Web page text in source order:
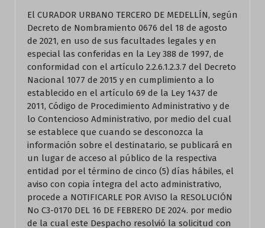
El CURADOR URBANO TERCERO DE MEDELLÍN, según
Decreto de Nombramiento 0676 del 18 de agosto
de 2021, en uso de sus facultades legales y en
especial las conferidas en la Ley 388 de 1997, de
conformidad con el artículo 2.2.6.1.2.3.7 del Decreto
Nacional 1077 de 2015 y en cumplimiento a lo
establecido en el artículo 69 de la Ley 1437 de
2011, Código de Procedimiento Administrativo y de
lo Contencioso Administrativo, por medio del cual
se establece que cuando se desconozca la
información sobre el destinatario, se publicará en
un lugar de acceso al público de la respectiva
entidad por el término de cinco (5) días hábiles, el
aviso con copia íntegra del acto administrativo,
procede a NOTIFICARLE POR AVISO la RESOLUCIÓN
No C3-0170 DEL 16 DE FEBRERO DE 2024. por medio
de la cual este Despacho resolvió la solicitud con